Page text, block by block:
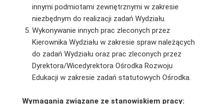
innymi podmiotami zewnętrznymi w zakresie
niezbędnym do realizacji zadań Wydziału.
Wykonywanie innych prac zleconych przez
Kierownika Wydziału w zakresie spraw należących
do zadań Wydziału oraz prac zleconych przez
Dyrektora/Wicedyrektora Ośrodka Rozwoju
Edukacji w zakresie zadań statutowych Ośrodka.
Wymagania związane ze stanowiskiem pracy: